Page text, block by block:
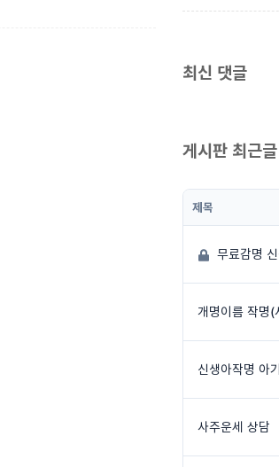
최신 댓글
게시판 최근글
제목
무료감명 신
사주운세 상담